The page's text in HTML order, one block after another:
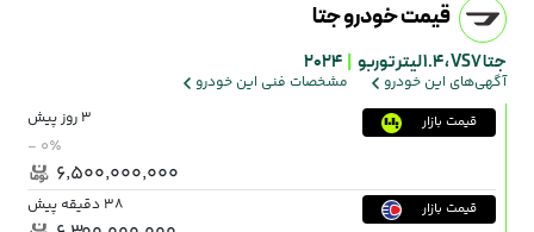
قیمت خودرو جتا
جتا VS7 ، 1.4 لیتر توربو 2024
آگهی‌های این خودرو مشخصات فنی این خودرو
قیمت بازار 3 روز پیش
- ۰٪
۶٬۵۰۰٬۰۰۰٬۰۰۰
قیمت بازار 38 دقیقه پیش